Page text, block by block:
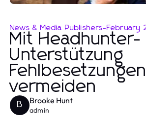
News & Media Publishers-February
Mit Headhunter-
Unterstützung
Fehlbesetzungen
vermeiden
B Brooke Hunt
admin